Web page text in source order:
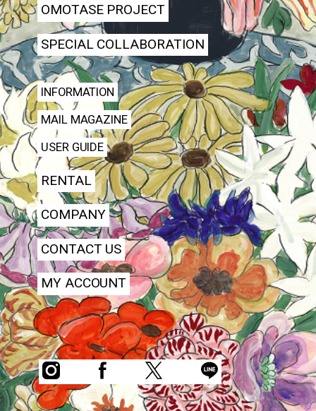
OMOTASE PROJECT
SPECIAL COLLABORATION
INFORMATION
MAIL MAGAZINE
USER GUIDE
RENTAL
COMPANY
CONTACT US
MY ACCOUNT